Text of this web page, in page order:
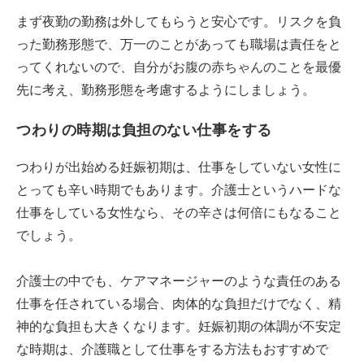
まず夜勤の勤務は外してもらうと安心です。リスクを負
った勤務形態で、万一のことがあっても職場は責任をと
ってくれないので、自分がお腹の赤ちゃんのことを最優
先に考え、勤務形態を考慮するようにしましょう。
つわりの時期は負担のない仕事をする
つわりが出始める妊娠初期は、仕事をしていない女性に
とっても辛い時期でもあります。介護士というハードな
仕事をしている女性なら、その辛さは何倍にもなること
でしょう。
介護士の中でも、ケアマネージャーのような責任のある
仕事を任されている場合、肉体的な負担だけでなく、精
神的な負担も大きくなります。妊娠初期の体調が不安定
な時期は、介護職として仕事をする方法もおすすめで